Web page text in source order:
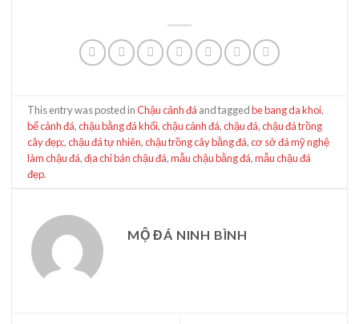
This entry was posted inChậu cảnh đá and taggedbe bang da khoi,
bể cảnh đá,chậu bằng đá khối,chậu cảnh đá,chậu đá,chậu đá trồng
cây đẹp;,chậu đá tự nhiên,chậu trồng cây bằng đá,cơ sở đá mỹ nghệ
làm chậu đá,địa chỉ bán chậu đá,mẫu chậu bằng đá,mẫu chậu đá
đẹp.
MỘ ĐÁ NINH BÌNH